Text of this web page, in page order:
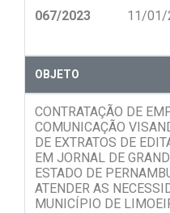
067/2023 11/01/
OBJETO
CONTRATAÇÃO DE
COMUNICAÇÃO
DE EXTRATOS DE
EM JORNAL DE
ESTADO DE
ATENDER AS
MUNICÍPIO DE